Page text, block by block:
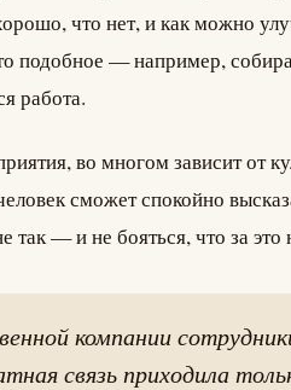
что нет, и как можно
подобное — например,
работа.
во многом зависит от
сможет спокойно
так — и не бояться, что за
компании
связь приходила